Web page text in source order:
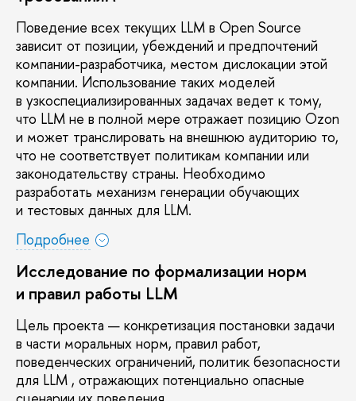
Поведение всех текущих LLM в Open Source
зависит от позиции, убеждений и предпочтений
компании-разработчика, местом дислокации этой
компании. Использование таких моделей
узкоспециализированных задачах ведет к тому,
что LLM не в полной мере отражает позицию Ozon
и может транслировать на внешнюю аудиторию то,
что не соответствует политикам компании или
законодательству страны. Необходимо
разработать механизм генерации обучающих
и тестовых данных для LLM.
Подробнее
Исследование по формализации норм
и правил работы LLM
Цель проекта — конкретизация постановки задачи
части моральных норм, правил работ,
поведенческих ограничений, политик безопасности
для LLM , отражающих потенциально опасные